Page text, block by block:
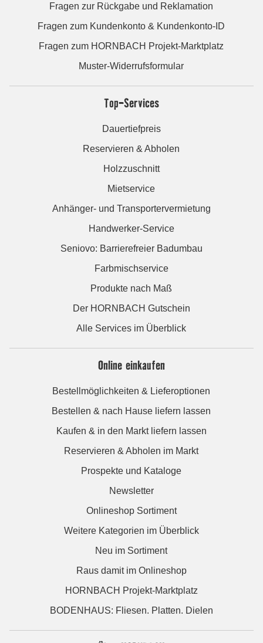
Fragen zur Rückgabe und Reklamation
Fragen zum Kundenkonto & Kundenkonto-ID
Fragen zum HORNBACH Projekt-Marktplatz
Muster-Widerrufsformular
Top-Services
Dauertiefpreis
Reservieren & Abholen
Holzzuschnitt
Mietservice
Anhänger- und Transportervermietung
Handwerker-Service
Seniovo: Barrierefreier Badumbau
Farbmischservice
Produkte nach Maß
Der HORNBACH Gutschein
Alle Services im Überblick
Online einkaufen
Bestellmöglichkeiten & Lieferoptionen
Bestellen & nach Hause liefern lassen
Kaufen & in den Markt liefern lassen
Reservieren & Abholen im Markt
Prospekte und Kataloge
Newsletter
Onlineshop Sortiment
Weitere Kategorien im Überblick
Neu im Sortiment
Raus damit im Onlineshop
HORNBACH Projekt-Marktplatz
BODENHAUS: Fliesen. Platten. Dielen